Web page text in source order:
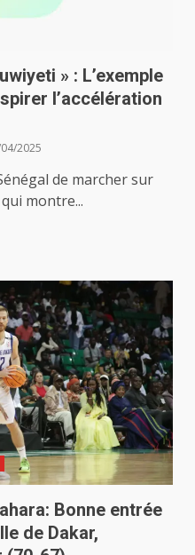
» : L’exemple
l’accélération
2025
de marcher sur
montre...
Bonne entrée
de Dakar,